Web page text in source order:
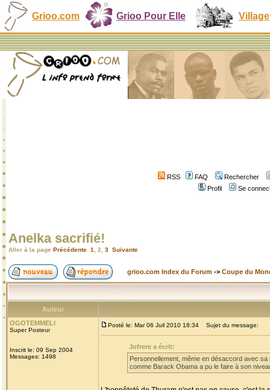
Grioo.com Grioo Pour Elle Village
RSS FAQ
Rechercher
Profil
Se
Anelka sacrifié!
Aller à la page Précédente 1 2 3 Suivante
grioo.com Index du Forum -> Coupe du
Auteur
OGOTEMMELI
Super Posteur
Inscrit le: 09 Sep 2004
Messages: 1498
Posté le: Mar 06 Juil 2010 18:34 Sujet du message:
Jofrere a écrit:
Personnellement, même en désaccord avec
comme Barack Obama a pu le faire à son